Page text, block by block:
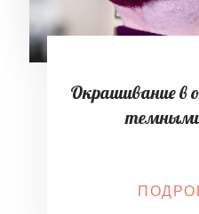
Окрашивание в